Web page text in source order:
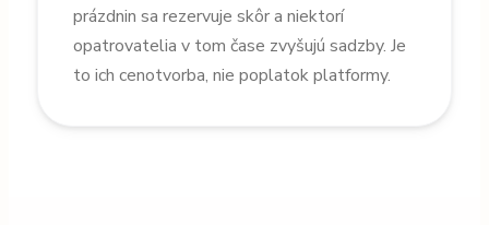
prázdnin sa rezervuje skôr a niektorí
opatrovatelia v tom čase zvyšujú sadzby. Je
to ich cenotvorba, nie poplatok platformy.